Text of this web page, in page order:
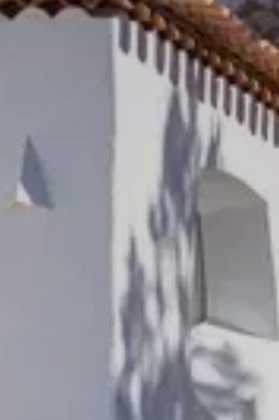
Für Details bitte
Nach Ihrer Registrierung
verfügbaren
Grundrisse und Touren
sowie Suchprofile erstellen.
Haben Sie bereits ein
Dokumentation
Grundriss